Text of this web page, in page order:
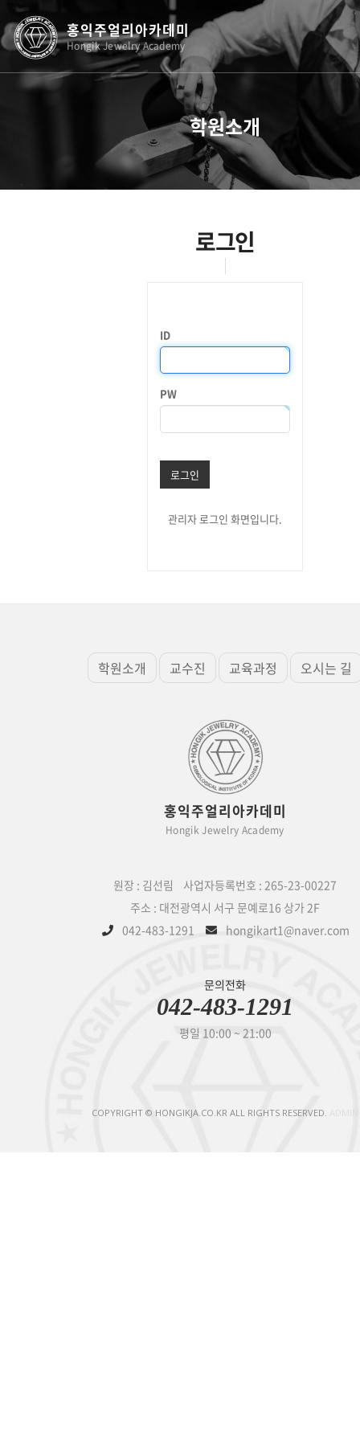
홍익주얼리아카데미
Hongik Jewelry Academy
학원소개
로그인
ID
PW
로그인
관리자 로그인 화면입니다.
학원소개 교수진 교육과정 오시는 길
홍익주얼리아카데미
Hongik Jewelry Academy
원장 : 김선림 사업자등록번호 : 265-23-00227
주소 : 대전광역시 서구 문예로16 상가 2F
042-483-1291
hongikart1@naver.com
문의전화
042-483-1291
평일 10:00 ~ 21:00
COPYRIGHT © HONGIKJA.CO.KR ALL RIGHTS RESERVED.